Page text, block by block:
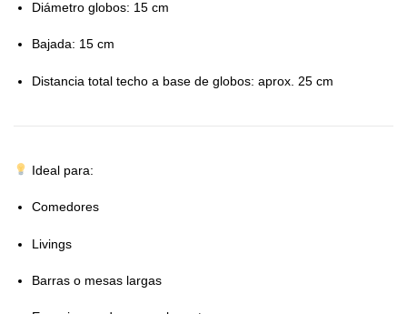
Diámetro globos: 15 cm
Bajada: 15 cm
Distancia total techo a base de globos: aprox. 25 cm
Ideal para:
Comedores
Livings
Barras o mesas largas